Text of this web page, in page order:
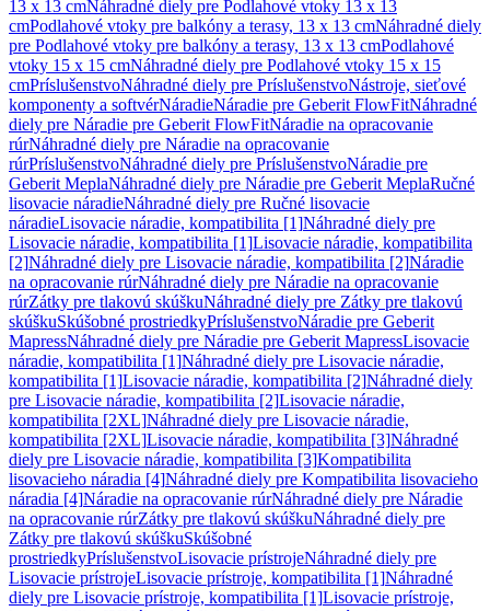
13 x 13 cmNáhradné diely pre Podlahové vtoky 13 x 13
cmPodlahové vtoky pre balkóny a terasy, 13 x 13 cmNáhradné diely
pre Podlahové vtoky pre balkóny a terasy, 13 x 13 cmPodlahové
vtoky 15 x 15 cmNáhradné diely pre Podlahové vtoky 15 x 15
cmPríslušenstvoNáhradné diely pre PríslušenstvoNástroje, sieťové
komponenty a softvérNáradieNáradie pre Geberit FlowFitNáhradné
diely pre Náradie pre Geberit FlowFitNáradie na opracovanie
rúrNáhradné diely pre Náradie na opracovanie
rúrPríslušenstvoNáhradné diely pre PríslušenstvoNáradie pre
Geberit MeplaNáhradné diely pre Náradie pre Geberit MeplaRučné
lisovacie náradieNáhradné diely pre Ručné lisovacie
náradieLisovacie náradie, kompatibilita [1]Náhradné diely pre
Lisovacie náradie, kompatibilita [1]Lisovacie náradie, kompatibilita
[2]Náhradné diely pre Lisovacie náradie, kompatibilita [2]Náradie
na opracovanie rúrNáhradné diely pre Náradie na opracovanie
rúrZátky pre tlakovú skúškuNáhradné diely pre Zátky pre tlakovú
skúškuSkúšobné prostriedkyPríslušenstvoNáradie pre Geberit
MapressNáhradné diely pre Náradie pre Geberit MapressLisovacie
náradie, kompatibilita [1]Náhradné diely pre Lisovacie náradie,
kompatibilita [1]Lisovacie náradie, kompatibilita [2]Náhradné diely
pre Lisovacie náradie, kompatibilita [2]Lisovacie náradie,
kompatibilita [2XL]Náhradné diely pre Lisovacie náradie,
kompatibilita [2XL]Lisovacie náradie, kompatibilita [3]Náhradné
diely pre Lisovacie náradie, kompatibilita [3]Kompatibilita
lisovacieho náradia [4]Náhradné diely pre Kompatibilita lisovacieho
náradia [4]Náradie na opracovanie rúrNáhradné diely pre Náradie
na opracovanie rúrZátky pre tlakovú skúškuNáhradné diely pre
Zátky pre tlakovú skúškuSkúšobné
prostriedkyPríslušenstvoLisovacie prístrojeNáhradné diely pre
Lisovacie prístrojeLisovacie prístroje, kompatibilita [1]Náhradné
diely pre Lisovacie prístroje, kompatibilita [1]Lisovacie prístroje,